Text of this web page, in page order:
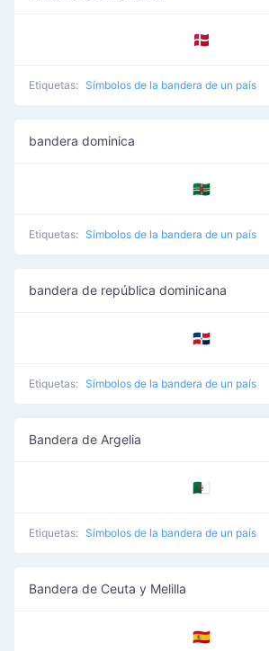
🇩🇰
Etiquetas: Símbolos de la bandera de un país
bandera dominica
🇩🇲
Etiquetas: Símbolos de la bandera de un país
bandera de república dominicana
🇩🇴
Etiquetas: Símbolos de la bandera de un país
Bandera de Argelia
🇩🇿
Etiquetas: Símbolos de la bandera de un país
Bandera de Ceuta y Melilla
🇪🇦